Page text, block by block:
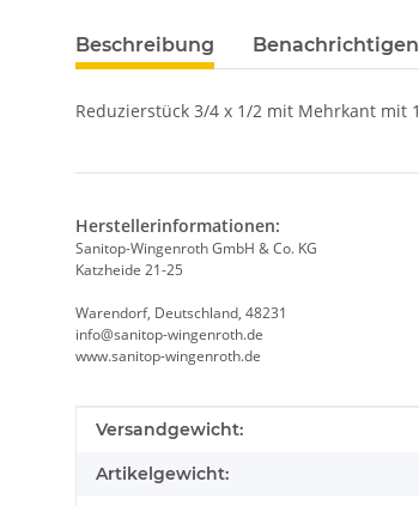
Beschreibung
Reduzierstück 3/4 x 1/2 mit Mehrkant mit
Herstellerinformationen:
Sanitop-Wingenroth GmbH & Co. KG
Katzheide 21-25
Warendorf, Deutschland, 48231
info@sanitop-wingenroth.de
www.sanitop-wingenroth.de
Produkteigenschaft
Wert
Versandgewicht:
Artikelgewicht: